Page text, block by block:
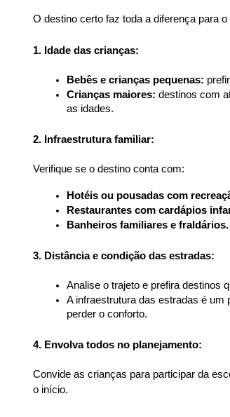
O destino certo faz toda a diferença para
1. Idade das crianças:
Bebês e crianças pequenas:
Crianças maiores: destinos com
as idades.
2. Infraestrutura familiar:
Verifique se o destino conta com:
Hotéis ou pousadas com
Restaurantes com cardápios
Banheiros familiares e fraldários.
3. Distância e condição das estradas:
Analise o trajeto e prefira destinos
A infraestrutura das estradas é um
perder o conforto.
4. Envolva todos no planejamento:
Convide as crianças para participar da
o início.